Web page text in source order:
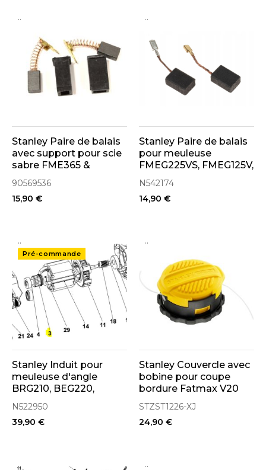
..
Stanley Paire de balais
avec support pour scie
sabre FME365 &
RSP1050 (90569536)
90569536
15,90 €
..
Stanley Paire de balais
pour meuleuse
FMEG225VS, FMEG125V,
SGS1045 (N542174)
N542174
14,90 €
..
Pré-commande
Stanley Induit pour
meuleuse d'angle
BRG210, BEG220,
FMEG210, FMEG220
(N522950)
N522950
39,90 €
..
Stanley Couvercle avec
bobine pour coupe
bordure Fatmax V20
SFMCSTB933M
(STZST1226-XJ)
STZST1226-XJ
24,90 €
.. ..